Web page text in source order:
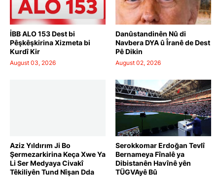
İBB ALO 153 Dest bi
Pêşkêşkirina Xizmeta bi
Kurdî Kir
August 03, 2026
Danûstandinên Nû di
Navbera DYA û Îranê de Dest
Pê Dikin
August 02, 2026
Aziz Yıldırım Ji Bo
Şermezarkirina Keça Xwe Ya
Li Ser Medyaya Civakî
Têkiliyên Tund Nîşan Dda
Serokkomar Erdoğan Tevlî
Bernameya Fînalê ya
Dibistanên Havînê yên
TÜGVAyê Bû